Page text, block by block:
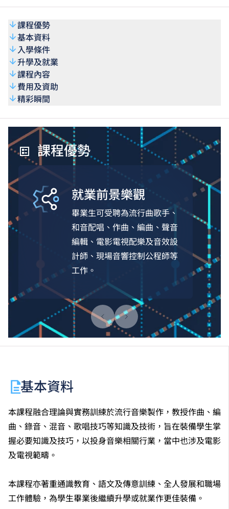
課程優勢
基本資料
入學條件
升學及就業
課程內容
費用及資助
精彩瞬間
課程優勢
就業前景樂觀
畢業生可受聘為流行曲歌手、
和音配唱、作曲、編曲、聲音
編輯、電影電視配樂及音效設
計師、現場音響控制公程師等
工作。
基本資料
本課程融合理論與實務訓練於流行音樂製作，教授作曲、編
曲、錄音、混音、歌唱技巧等知識及技術，旨在裝備學生掌
握必要知識及技巧，以投身音樂相關行業，當中也涉及電影
及電視範疇。
本課程亦著重通識教育、語文及傳意訓練、全人發展和職場
工作體驗，為學生畢業後繼續升學或就業作更佳裝備。